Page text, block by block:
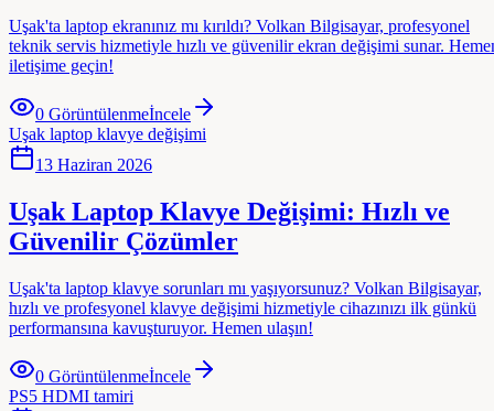
Uşak'ta laptop ekranınız mı kırıldı? Volkan Bilgisayar, profesyonel
teknik servis hizmetiyle hızlı ve güvenilir ekran değişimi sunar.
iletişime geçin!
0 Görüntülenmeİncele
Uşak laptop klavye değişimi
13 Haziran 2026
Uşak Laptop Klavye Değişimi: Hızlı ve
Güvenilir Çözümler
Uşak'ta laptop klavye sorunları mı yaşıyorsunuz? Volkan Bilgisayar,
hızlı ve profesyonel klavye değişimi hizmetiyle cihazınızı ilk günkü
performansına kavuşturuyor. Hemen ulaşın!
0 Görüntülenmeİncele
PS5 HDMI tamiri